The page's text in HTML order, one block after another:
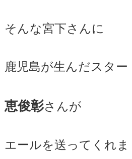
そんな宮下さんに
鹿児島が生んだスター
恵俊彰さんが
エールを送ってくれま